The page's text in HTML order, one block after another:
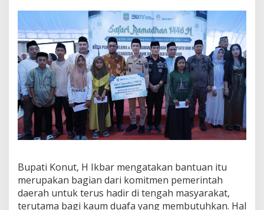
Bupati Konut, H Ikbar mengatakan bantuan itu
merupakan bagian dari komitmen pemerintah
daerah untuk terus hadir di tengah masyarakat,
terutama bagi kaum duafa yang membutuhkan. Hal